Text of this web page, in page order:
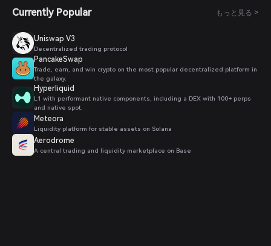
Currently Popular もっと見る >
Uniswap V3
Decentralized trading protocol
PancakeSwap
Trade, earn, and win crypto on the most popular decentralized platform in
the galaxy.
Hyperliquid
L1 with performant native components, including a DEX with 100+ perps
and native spot.
Meteora
Liquidity platform for stable assets on Solana
Aerodrome
A central trading and liquidity marketplace on Base